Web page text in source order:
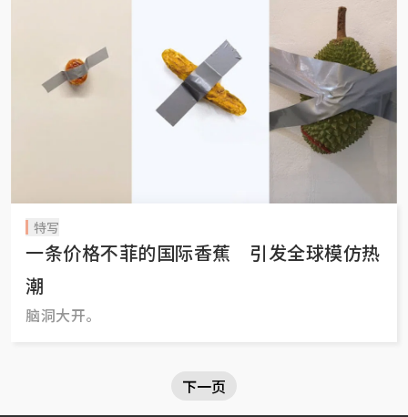
特写
一条价格不菲的国际香蕉 引发全球模仿热
潮
脑洞大开。
下一页